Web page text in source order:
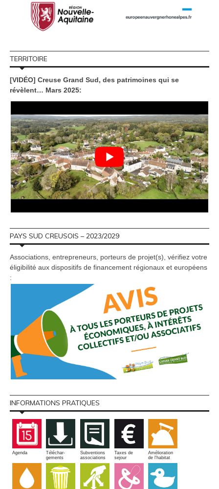
TERRITOIRE
[VIDÉO] Creuse Grand Sud, des patrimoines qui se
révèlent… Mars 2025:
PAYS SUD CREUSOIS – 2023/2029
Associations, entrepreneurs, porteurs de projet(s), vérifiez votre
éligibilité aux dispositifs de financement régionaux et européens
:
INFORMATIONS PRATIQUES
Agenda
Téléchar-
gements
Subventions
associations
Taxes de
sejour
Amélioration
de l'habitat